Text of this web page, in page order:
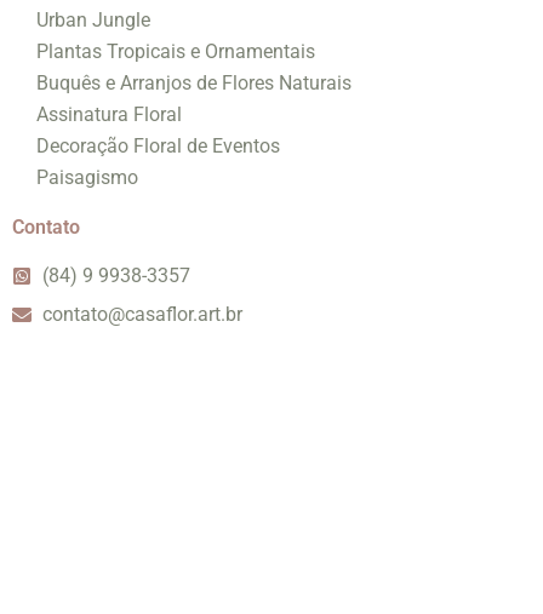
Urban Jungle
Plantas Tropicais e Ornamentais
Buquês e Arranjos de Flores Naturais
Assinatura Floral
Decoração Floral de Eventos
Paisagismo
Contato
(84) 9 9938-3357
contato@casaflor.art.br